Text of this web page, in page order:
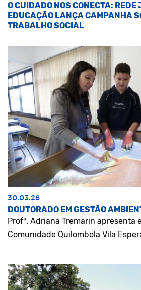
O CUIDADO NOS CONECTA: REDE
EDUCAÇÃO LANÇA CAMPANHA
TRABALHO SOCIAL
30.03.26
DOUTORADO EM GESTÃO
Profª. Adriana Tremarin apresenta
Comunidade Quilombola Vila